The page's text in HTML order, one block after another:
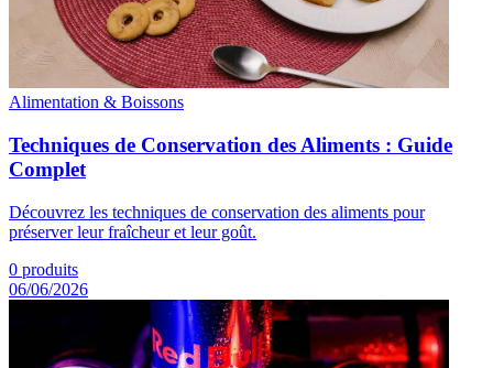
Alimentation & Boissons
Techniques de Conservation des Aliments : Guide
Complet
Découvrez les techniques de conservation des aliments pour
préserver leur fraîcheur et leur goût.
0 produits
06/06/2026